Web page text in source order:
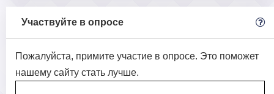
Участвуйте в опросе
Пожалуйста, примите участие в опросе. Это поможет
нашему сайту стать лучше.